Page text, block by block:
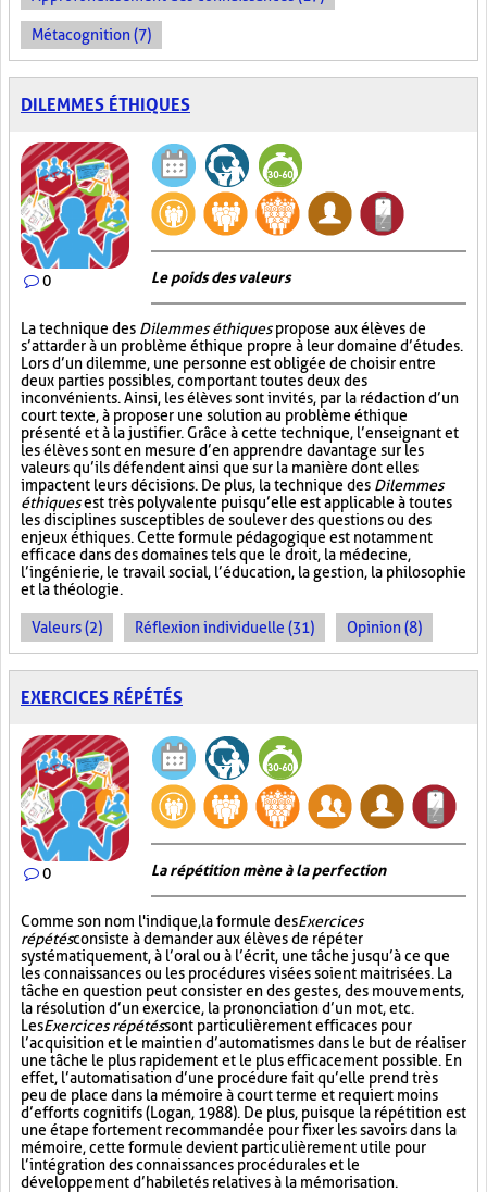
Métacognition (7)
DILEMMES ÉTHIQUES
0 Le poids des valeurs
La technique des Dilemmes éthiquespropose aux élèves de
s’attarder à un problème éthique propre à leur domaine d’études.
Lors d’un dilemme, une personne est obligée de choisir entre
deux parties possibles, comportant toutes deux des
inconvénients. Ainsi, les élèves sont invités, par la rédaction d’un
court texte, à proposer une solution au problème éthique
présenté et à la justifier. Grâce à cette technique, l’enseignant et
les élèves sont en mesure d’en apprendre davantage sur les
valeurs qu’ils défendent ainsi que sur la manière dont elles
impactent leurs décisions. De plus, la technique des Dilemmes
éthiquesest très polyvalente puisqu’elle est applicable à toutes
les disciplines susceptibles de soulever des questions ou des
enjeux éthiques. Cette formule pédagogique est notamment
efficace dans des domaines tels que le droit, la médecine,
l’ingénierie, le travail social, l’éducation, la gestion, la philosophie
et la théologie.
Valeurs (2) Réflexion individuelle (31) Opinion (8)
EXERCICES RÉPÉTÉS
0 La répétition mène à la perfection
Comme son nom l'indique, la formule desExercices
répétésconsiste à demander aux élèves de répéter
systématiquement, à l’oral ou à l’écrit, une tâche jusqu’à ce que
les connaissances ou les procédures visées soient maitrisées. La
tâche en question peut consister en des gestes, des mouvements,
la résolution d’un exercice, la prononciation d’un mot, etc.
LesExercices répétéssont particulièrement efficaces pour
l’acquisition et le maintien d’automatismes dans le but de réaliser
une tâche le plus rapidement et le plus efficacement possible. En
effet, l’automatisation d’une procédure fait qu’elle prend très
peu de place dans la mémoire à court terme et requiert moins
d’efforts cognitifs (Logan, 1988). De plus, puisque la répétition est
une étape fortement recommandée pour fixer les savoirs dans la
mémoire, cette formule devient particulièrement utile pour
l’intégration des connaissances procédurales et le
développement d’habiletés relatives à la mémorisation.